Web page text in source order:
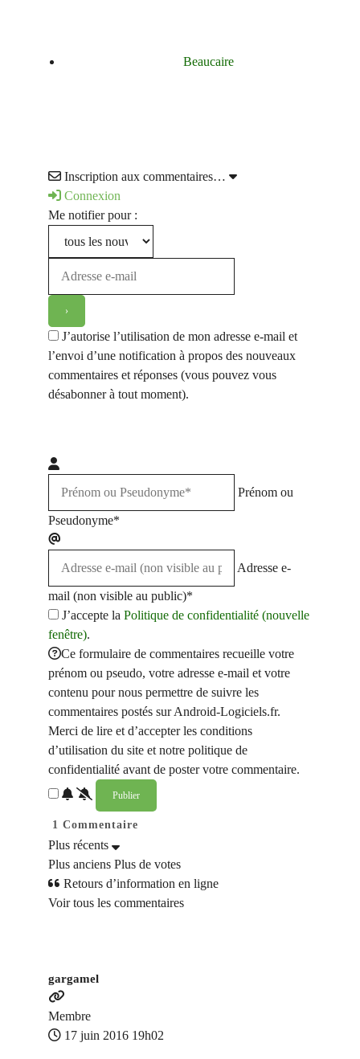
Beaucaire
Inscription aux commentaires…
Connexion
Me notifier pour :
J’autorise l’utilisation de mon adresse e-mail et
l’envoi d’une notification à propos des nouveaux
commentaires et réponses (vous pouvez vous
désabonner à tout moment).
Prénom ou
Pseudonyme*
Adresse e-
mail (non visible au public)*
J’accepte la Politique de confidentialité (nouvelle
fenêtre).
Ce formulaire de commentaires recueille votre
prénom ou pseudo, votre adresse e-mail et votre
contenu pour nous permettre de suivre les
commentaires postés sur Android-Logiciels.fr.
Merci de lire et d’accepter les conditions
d’utilisation du site et notre politique de
confidentialité avant de poster votre commentaire.
1 Commentaire
Plus récents
Plus anciens Plus de votes
Retours d’information en ligne
Voir tous les commentaires
gargamel
Membre
17 juin 2016 19h02